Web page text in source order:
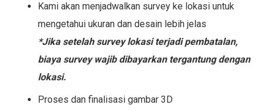
Kami akan menjadwalkan survey ke lokasi untuk
mengetahui ukuran dan desain lebih jelas
*Jika setelah survey lokasi terjadi pembatalan,
biaya survey wajib dibayarkan tergantung dengan
lokasi.
Proses dan finalisasi gambar 3D